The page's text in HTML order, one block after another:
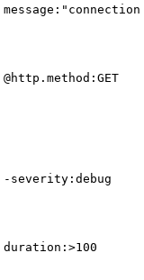
@http.method:GET
-severity:debug
duration:>100